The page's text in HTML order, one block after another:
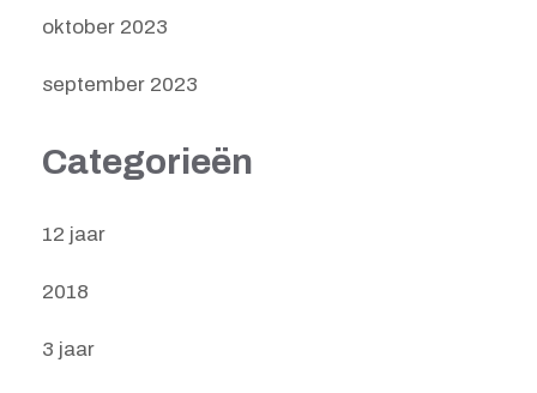
oktober 2023
september 2023
Categorieën
12 jaar
2018
3 jaar